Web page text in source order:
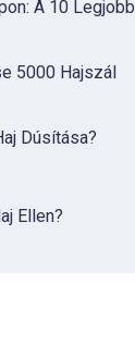
A 10 Legjobb
5000 Hajszál
Dúsítása?
Ellen?